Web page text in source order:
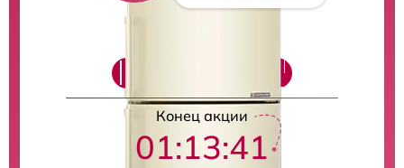
Конец акции
01:13:40